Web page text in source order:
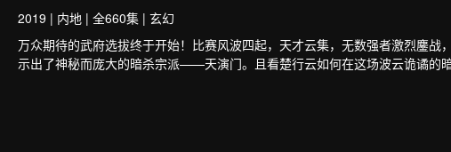
2019 | 内地 | 全660集 | 玄幻
万众期待的武府选拔终于开始！比赛风波四起，天才云集，无数强者激烈鏖
示出了神秘而庞大的暗杀宗派——天演门。且看楚行云如何在这场波云诡谲的